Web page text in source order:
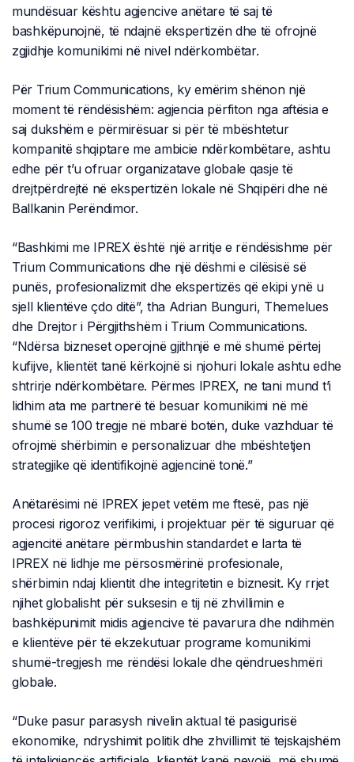
mundësuar kështu agjencive anëtare të saj të
bashkëpunojnë, të ndajnë ekspertizën dhe të ofrojnë
zgjidhje komunikimi në nivel ndërkombëtar.
Për Trium Communications, ky emërim shënon një
moment të rëndësishëm: agjencia përfiton nga aftësia e
saj dukshëm e përmirësuar si për të mbështetur
kompanitë shqiptare me ambicie ndërkombëtare, ashtu
edhe për t’u ofruar organizatave globale qasje të
drejtpërdrejtë në ekspertizën lokale në Shqipëri dhe në
Ballkanin Perëndimor.
“Bashkimi me IPREX është një arritje e rëndësishme për
Trium Communications dhe një dëshmi e cilësisë së
punës, profesionalizmit dhe ekspertizës që ekipi ynë u
sjell klientëve çdo ditë”, tha Adrian Bunguri, Themelues
dhe Drejtor i Përgjithshëm i Trium Communications.
“Ndërsa bizneset operojnë gjithnjë e më shumë përtej
kufijve, klientët tanë kërkojnë si njohuri lokale ashtu edhe
shtrirje ndërkombëtare. Përmes IPREX, ne tani mund t’i
lidhim ata me partnerë të besuar komunikimi në më
shumë se 100 tregje në mbarë botën, duke vazhduar të
ofrojmë shërbimin e personalizuar dhe mbështetjen
strategjike që identifikojnë agjencinë tonë.”
Anëtarësimi në IPREX jepet vetëm me ftesë, pas një
procesi rigoroz verifikimi, i projektuar për të siguruar që
agjencitë anëtare përmbushin standardet e larta të
IPREX në lidhje me përsosmërinë profesionale,
shërbimin ndaj klientit dhe integritetin e biznesit. Ky rrjet
njihet globalisht për suksesin e tij në zhvillimin e
bashkëpunimit midis agjencive të pavarura dhe ndihmën
e klientëve për të ekzekutuar programe komunikimi
shumë-tregjesh me rëndësi lokale dhe qëndrueshmëri
globale.
“Duke pasur parasysh nivelin aktual të pasigurisë
ekonomike, ndryshimit politik dhe zhvillimit të tejskajshëm